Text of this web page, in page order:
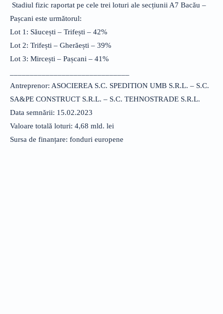
Stadiul fizic raportat pe cele trei loturi ale secțiunii A7 Bacău –
Pașcani este următorul:
Lot 1: Săucești – Trifești – 42%
Lot 2: Trifești – Gherăești – 39%
Lot 3: Mircești – Pașcani – 41%
Antreprenor: ASOCIEREA S.C. SPEDITION UMB S.R.L. – S.C.
SA&PE CONSTRUCT S.R.L. – S.C. TEHNOSTRADE S.R.L.
Data semnării: 15.02.2023
Valoare totală loturi: 4,68 mld. lei
Sursa de finanțare: fonduri europene